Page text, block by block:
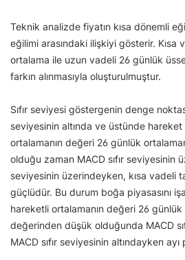
Teknik analizde fiyatın kısa dönemli
eğilimi arasındaki ilişkiyi gösterir. Kısa
ortalama ile uzun vadeli 26 günlük
farkın alınmasıyla oluşturulmuştur.
Sıfır seviyesi göstergenin denge
seviyesinin altında ve üstünde hareket
ortalamanın değeri 26 günlük
olduğu zaman MACD sıfır seviyesinin
seviyesinin üzerindeyken, kısa vadeli
güçlüdür. Bu durum boğa piyasasını
hareketli ortalamanın değeri 26
değerinden düşük olduğunda MACD
MACD sıfır seviyesinin altındayken ayı